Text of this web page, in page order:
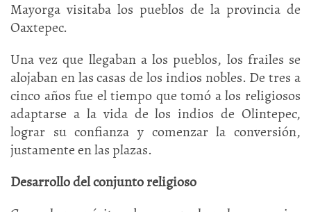
Mayorga visitaba los pueblos de la provincia de
Oaxtepec.
Una vez que llegaban a los pueblos, los frailes se
alojaban en las casas de los indios nobles. De tres a
cinco años fue el tiempo que tomó a los religiosos
adaptarse a la vida de los indios de Olintepec,
lograr su confianza y comenzar la conversión,
justamente en las plazas.
Desarrollo del conjunto religioso